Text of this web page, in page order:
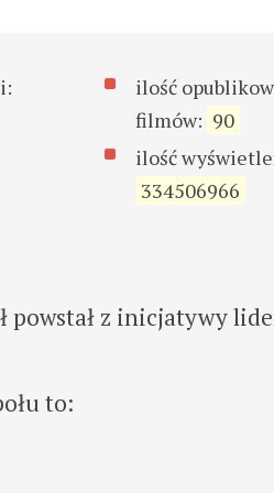
ilość
filmów: 90
ilość
334506966
powstał z inicjatywy
to: